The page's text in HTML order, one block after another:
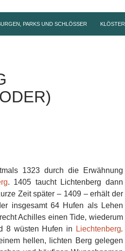
PARKS UND SCHLÖSSER KLÖSTER
1323 durch die Erwähnung
. 1405 taucht Lichtenberg dann
Zeit später – 1409 – erhält der
insgesamt 64 Hufen als Lehen
Achilles einen Tide, wiederum
8 wüsten Hufen in
Liechtenberg.
hellen, lichten Berg gelegen